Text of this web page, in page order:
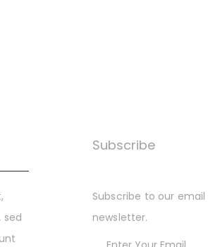
sed
Subscribe
Subscribe to our email
newsletter.